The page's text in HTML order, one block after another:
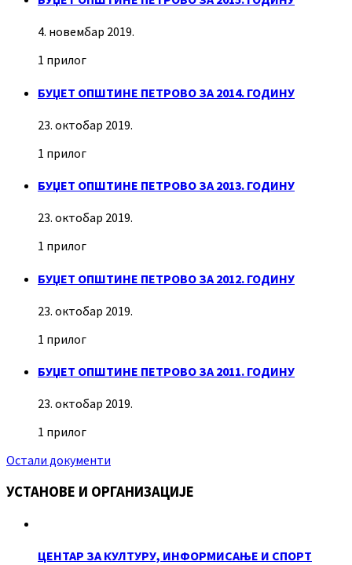
4. новембар 2019.
1 прилог
БУЏЕТ ОПШТИНЕ ПЕТРОВО ЗА 2014. ГОДИНУ
23. октобар 2019.
1 прилог
БУЏЕТ ОПШТИНЕ ПЕТРОВО ЗА 2013. ГОДИНУ
23. октобар 2019.
1 прилог
БУЏЕТ ОПШТИНЕ ПЕТРОВО ЗА 2012. ГОДИНУ
23. октобар 2019.
1 прилог
БУЏЕТ ОПШТИНЕ ПЕТРОВО ЗА 2011. ГОДИНУ
23. октобар 2019.
1 прилог
Остали документи
УСТАНОВЕ И ОРГАНИЗАЦИЈЕ
ЦЕНТАР ЗА КУЛТУРУ, ИНФОРМИСАЊЕ И СПОРТ